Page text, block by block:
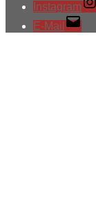
Instagram
E-Mail